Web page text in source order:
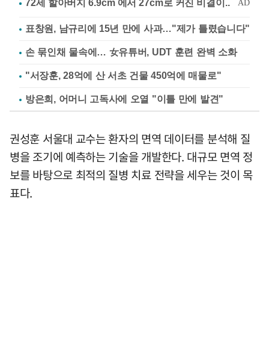
표창원, 남규리에 15년 만에 사과…"제가 틀렸습니다"
손 묶인채 물속에… 女유튜버, UDT 훈련 완벽 소화
"서장훈, 28억에 산 서초 건물 450억에 매물로"
방은희, 어머니 고독사에 오열 "이틀 만에 발견"
권성훈 서울대 교수는 환자의 면역 데이터를 분석해 질
병을 조기에 예측하는 기술을 개발한다. 대규모 면역 정
보를 바탕으로 최적의 질병 치료 전략을 세우는 것이 목
표다.